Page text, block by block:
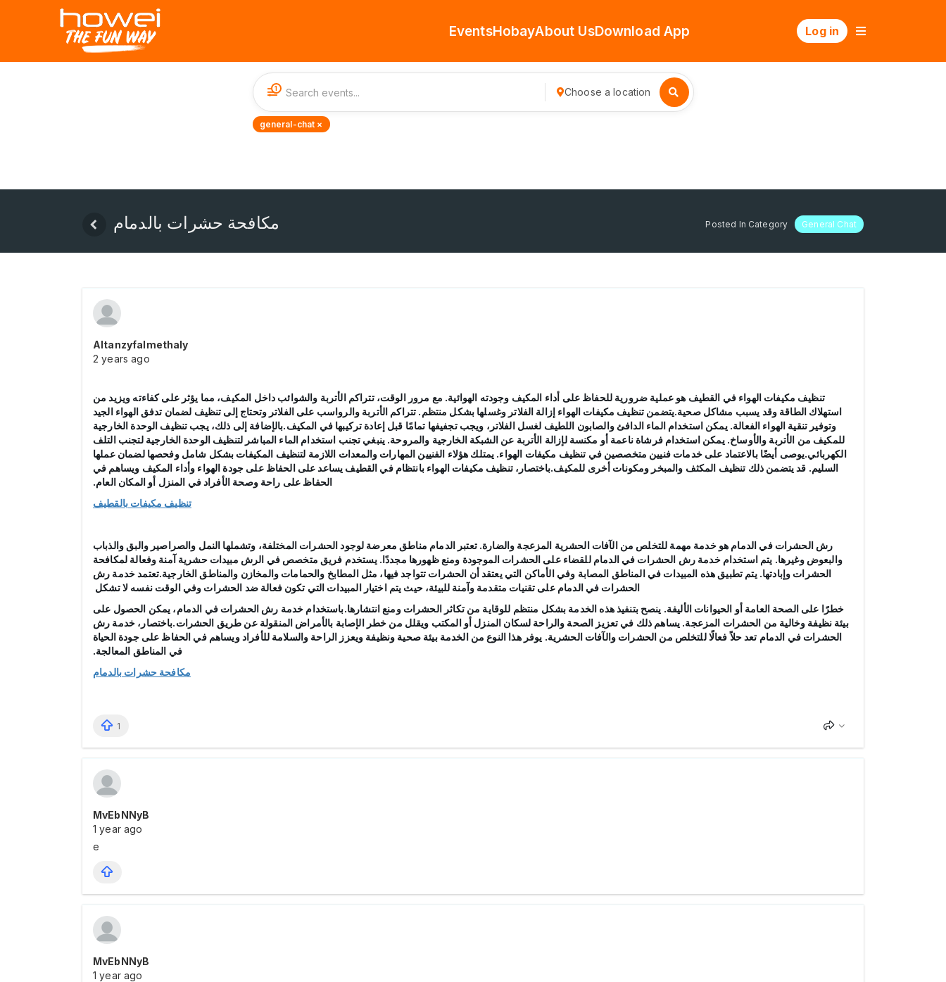
EventsHobayAbout UsDownload App Log in
1 Choose a location
general-chat ×
مكافحة حشرات بالدمام Posted In Category General Chat
Altanzyfalmethaly
2 years ago
تنظيف مكيفات الهواء في القطيف هو عملية ضرورية للحفاظ على أداء المكيف وجودته الهوائية. مع مرور الوقت، تتراكم الأتربة والشوائب داخل المكيف، مما يؤثر على كفاءته ويزيد من
استهلاك الطاقة وقد يسبب مشاكل صحية.يتضمن تنظيف مكيفات الهواء إزالة الفلاتر وغسلها بشكل منتظم. تتراكم الأتربة والرواسب على الفلاتر وتحتاج إلى تنظيف لضمان تدفق الهواء الجيد
وتوفير تنقية الهواء الفعالة. يمكن استخدام الماء الدافئ والصابون اللطيف لغسل الفلاتر، ويجب تجفيفها تمامًا قبل إعادة تركيبها في المكيف.بالإضافة إلى ذلك، يجب تنظيف الوحدة الخارجية
للمكيف من الأتربة والأوساخ. يمكن استخدام فرشاة ناعمة أو مكنسة لإزالة الأتربة عن الشبكة الخارجية والمروحة. ينبغي تجنب استخدام الماء المباشر لتنظيف الوحدة الخارجية لتجنب التلف
الكهربائي.يوصى أيضًا بالاعتماد على خدمات فنيين متخصصين في تنظيف مكيفات الهواء. يمتلك هؤلاء الفنيين المهارات والمعدات اللازمة لتنظيف المكيفات بشكل شامل وفحصها لضمان عملها
السليم. قد يتضمن ذلك تنظيف المكثف والمبخر ومكونات أخرى للمكيف.باختصار، تنظيف مكيفات الهواء بانتظام في القطيف يساعد على الحفاظ على جودة الهواء وأداء المكيف ويساهم في
الحفاظ على راحة وصحة الأفراد في المنزل أو المكان العام.
تنظيف مكيفات بالقطيف
رش الحشرات في الدمام هو خدمة مهمة للتخلص من الآفات الحشرية المزعجة والضارة. تعتبر الدمام مناطق معرضة لوجود الحشرات المختلفة، وتشملها النمل والصراصير والبق والذباب
والبعوض وغيرها. يتم استخدام خدمة رش الحشرات في الدمام للقضاء على الحشرات الموجودة ومنع ظهورها مجددًا. يستخدم فريق متخصص في الرش مبيدات حشرية آمنة وفعالة لمكافحة
الحشرات وإبادتها. يتم تطبيق هذه المبيدات في المناطق المصابة وفي الأماكن التي يعتقد أن الحشرات تتواجد فيها، مثل المطابخ والحمامات والمخازن والمناطق الخارجية.تعتمد خدمة رش
الحشرات في الدمام على تقنيات متقدمة وآمنة للبيئة، حيث يتم اختيار المبيدات التي تكون فعالة ضد الحشرات وفي الوقت نفسه لا تشكل
خطرًا على الصحة العامة أو الحيوانات الأليفة. ينصح بتنفيذ هذه الخدمة بشكل منتظم للوقاية من تكاثر الحشرات ومنع انتشارها.باستخدام خدمة رش الحشرات في الدمام، يمكن الحصول على
بيئة نظيفة وخالية من الحشرات المزعجة. يساهم ذلك في تعزيز الصحة والراحة لسكان المنزل أو المكتب ويقلل من خطر الإصابة بالأمراض المنقولة عن طريق الحشرات.باختصار، خدمة رش
الحشرات في الدمام تعد حلاً فعالًا للتخلص من الحشرات والآفات الحشرية. يوفر هذا النوع من الخدمة بيئة صحية ونظيفة ويعزز الراحة والسلامة للأفراد ويساهم في الحفاظ على جودة الحياة
في المناطق المعالجة.
مكافحة حشرات بالدمام
1
MvEbNNyB
1 year ago
e
MvEbNNyB
1 year ago